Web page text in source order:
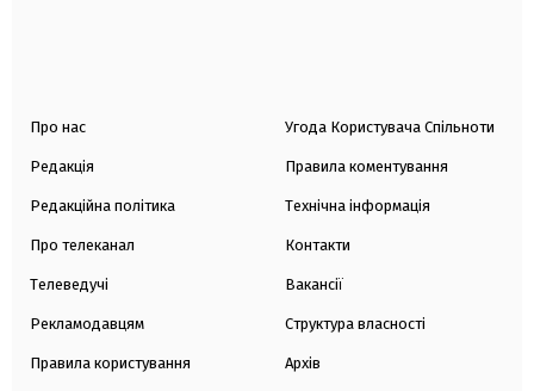
Про нас
Редакція
Редакційна політика
Про телеканал
Телеведучі
Рекламодавцям
Правила користування
Угода Користувача Спільноти
Правила коментування
Технічна інформація
Контакти
Вакансії
Структура власності
Архів